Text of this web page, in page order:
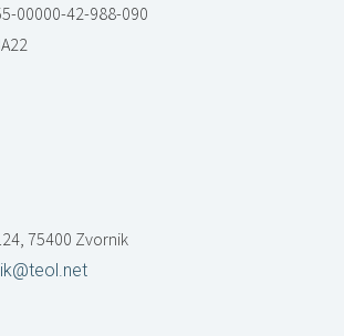
00000-42-988-090
75400 Zvornik